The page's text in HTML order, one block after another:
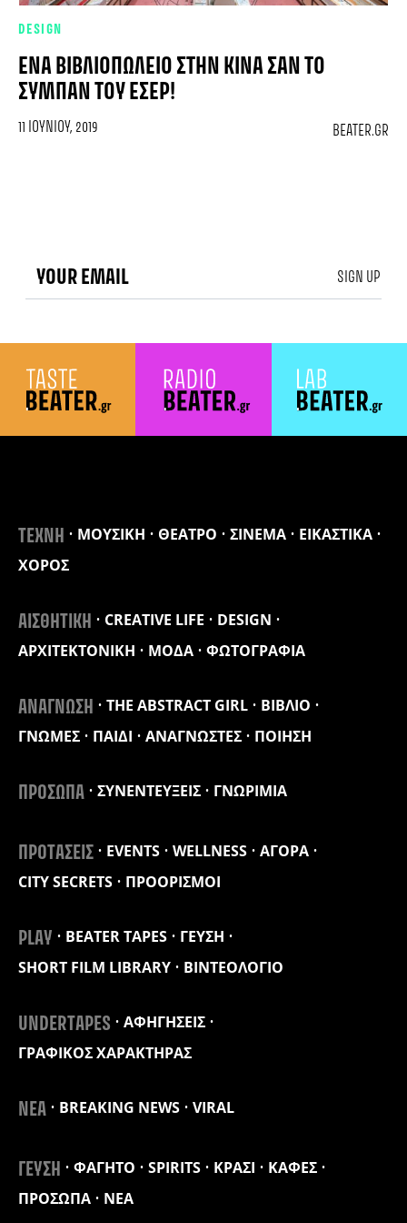
DESIGN
ΈΝΑ ΒΙΒΛΙΟΠΩΛΕΊΟ ΣΤΗΝ ΚΊΝΑ ΣΑΝ ΤΟ
ΣΎΜΠΑΝ ΤΟΥ ΈΣΕΡ!
11 ΙΟΥΝΊΟΥ, 2019 BEATER.GR
ΤΕΧΝΗ ΜΟΥΣΙΚΗ ΘΕΑΤΡΟ ΣΙΝΕΜΑ
ΕΙΚΑΣΤΙΚΑ
ΧΟΡΟΣ
ΑΙΣΘΗΤΙΚΗ CREATIVE LIFE
DESIGN
ΑΡΧΙΤΕΚΤΟΝΙΚΗ
ΜΟΔΑ ΦΩΤΟΓΡΑΦΙΑ
ΑΝΑΓΝΩΣΗ THE ABSTRACT GIRL
ΒΙΒΛΙΟ
ΓΝΩΜΕΣ
ΠΑΙΔΙ ΑΝΑΓΝΩΣΤΕΣ ΠΟΙΗΣΗ
ΠΡΟΣΩΠΑ ΣΥΝΕΝΤΕΥΞΕΙΣ ΓΝΩΡΙΜΙΑ
ΠΡΟΤΑΣΕΙΣ EVENTS WELLNESS
ΑΓΟΡΑ
CITY SECRETS
ΠΡΟΟΡΙΣΜΟΙ
PLAY BEATER TAPES
ΓΕΥΣΗ
SHORT FILM LIBRARY
ΒΙΝΤΕΟΛΟΓΙΟ
UNDERTAPES
ΑΦΗΓΗΣΕΙΣ
ΓΡΑΦΙΚΟΣ ΧΑΡΑΚΤΗΡΑΣ
ΝΕΑ BREAKING NEWS VIRAL
ΓΕΥΣΗ ΦΑΓΗΤΟ SPIRITS ΚΡΑΣΙ
ΚΑΦΕΣ
ΠΡΟΣΩΠΑ
ΝΕΑ
SIGN UP